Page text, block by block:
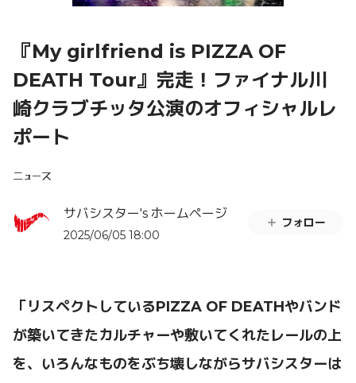
『My girlfriend is PIZZA OF
DEATH Tour』完走！ファイナル川
崎クラブチッタ公演のオフィシャルレ
ポート
ニュース
サバシスター's ホームページ
2025/06/05 18:00
フォロー
「リスペクトしているPIZZA OF DEATHやバンド
が築いてきたカルチャーや敷いてくれたレールの上
を、いろんなものをぶち壊しながらサバシスターは